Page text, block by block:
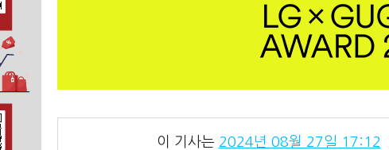
이 기사는 2024년 08월 27일 17:12